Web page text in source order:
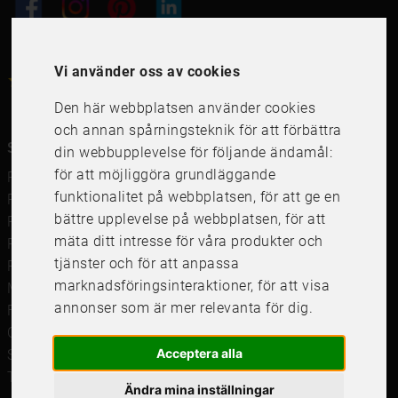
Vi använder oss av cookies
Den här webbplatsen använder cookies
och annan spårningsteknik för att förbättra
din webbupplevelse för följande ändamål:
för att möjliggöra grundläggande
funktionalitet på webbplatsen, för att ge en
bättre upplevelse på webbplatsen,för att
mäta ditt intresse för våra produkter och
tjänster och för att anpassa
marknadsföringsinteraktioner,för att visa
annonser som är mer relevanta för dig.
Acceptera alla
Ändra mina inställningar
4.6
Snabblänkar
Ramar
Ramar till Samsung The Frame
Ramverkstad & inramning
Passepartout
Posters
Måttbeställd passepartout
Framkalla bilder
Canvastavla
Studentskylt och studentplakat
Tavelkrok